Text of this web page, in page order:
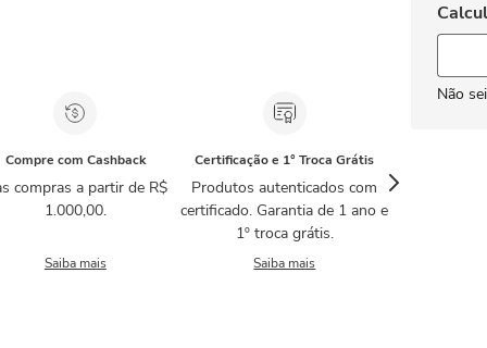
Compre com Cashback
compras a partir de R$
1.000,00.
Saiba mais
Certificação e 1° Troca Grátis
Produtos autenticados com
certificado. Garantia de 1 ano e
1º troca grátis.
Saiba mais
Não